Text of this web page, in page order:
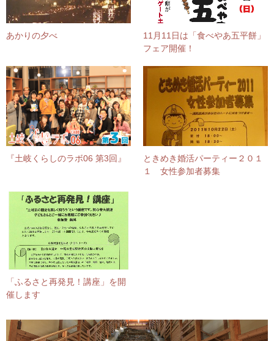
あかりの夕べ
11月11日は「食べやあ五平餅」
フェア開催！
『土岐くらしのラボ06 第3回』
ときめき婚活パーティー２０１
１ 女性参加者募集
「ふるさと再発見！講座」を開
催します